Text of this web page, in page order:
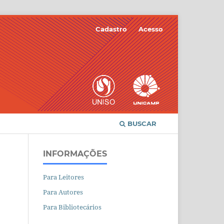
BUSCAR
Cadastro Acesso
INFORMAÇÕES
Para Leitores
Para Autores
Para Bibliotecários